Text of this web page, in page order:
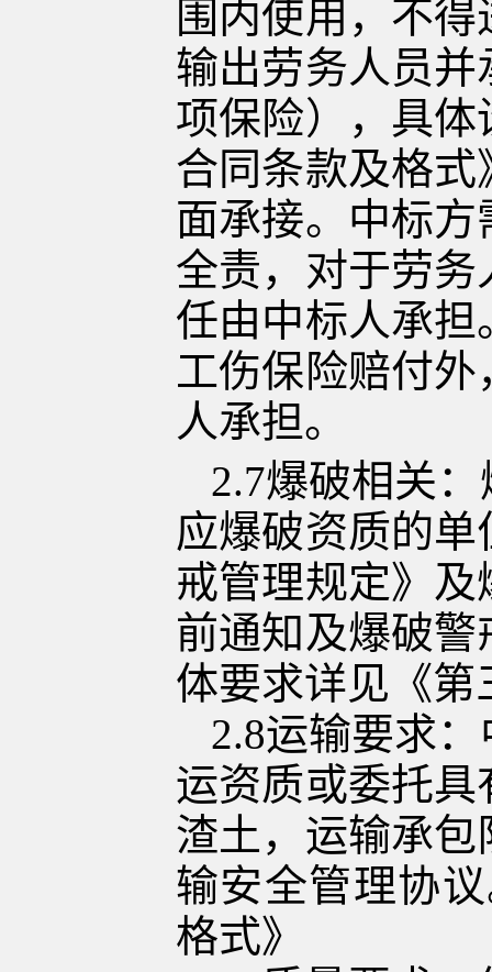
围内使用，不
输出劳务人员
项保险），具体
合同条款及格式
面承接。中标方
全责，对于劳
任由中标人承担
工伤保险赔付
人承担。
2.7爆破相关
应爆破资质的
戒管理规定》 及
前通知及爆破
体要求详见《第
2.8运输要求：
运资质或委托具
渣土 ，运输承
输安全管理协议
格式》